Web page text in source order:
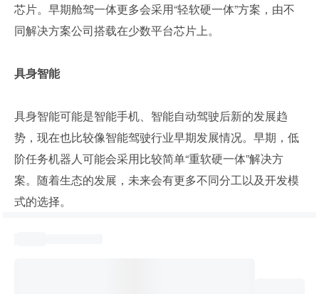
芯片。早期舱驾一体更多会采用“轻软硬一体”方案，由不
同解决方案公司搭载在少数平台芯片上。
具身智能
具身智能可能是智能手机、智能自动驾驶后新的发展趋
势，现在也比较像智能驾驶行业早期发展情况。早期，低
阶任务机器人可能会采用比较简单“重软硬一体”解决方
案。随着生态的发展，未来会有更多不同分工以及开发模
式的选择。